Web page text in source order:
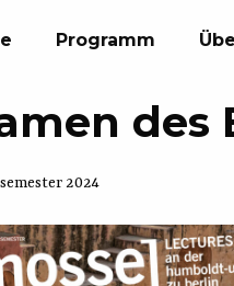
Programm
des
2024